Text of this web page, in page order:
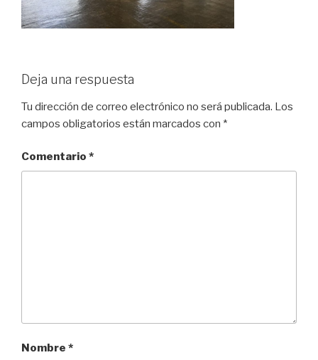
Deja una respuesta
Tu dirección de correo electrónico no será publicada. Los
campos obligatorios están marcados con *
Comentario *
Nombre *